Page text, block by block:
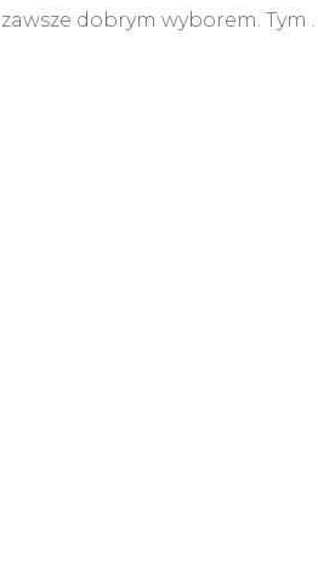
zawsze dobrym wyborem. Tym …